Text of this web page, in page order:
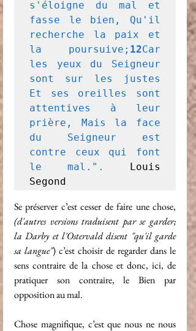
s'éloigne du mal et
fasse le bien, Qu'il
recherche la paix et
la poursuive; 12Car
les yeux du Seigneur
sont sur les justes
Et ses oreilles sont
attentives à leur
prière, Mais la face
du Seigneur est
contre ceux qui font
le mal.". Louis
Segond
(d'autres versions traduisent par se garder;
la Darby et l'Ostervald disent "qu'il garde
sa langue") c’est choisir de regarder dans le
sens contraire de la chose et donc, ici, de
pratiquer son contraire, le Bien par
opposition au mal.
Chose magnifique, c’est que nous ne nous